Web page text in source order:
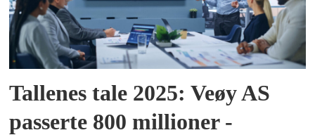
Tallenes tale 2025: Veøy AS
passerte 800 millioner -